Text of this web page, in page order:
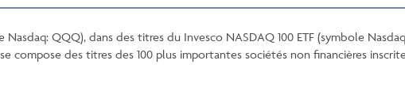
QQQ), dans des titres du Invesco NASDAQ 100 ETF (symbole
compose des titres des 100 plus importantes sociétés non financières